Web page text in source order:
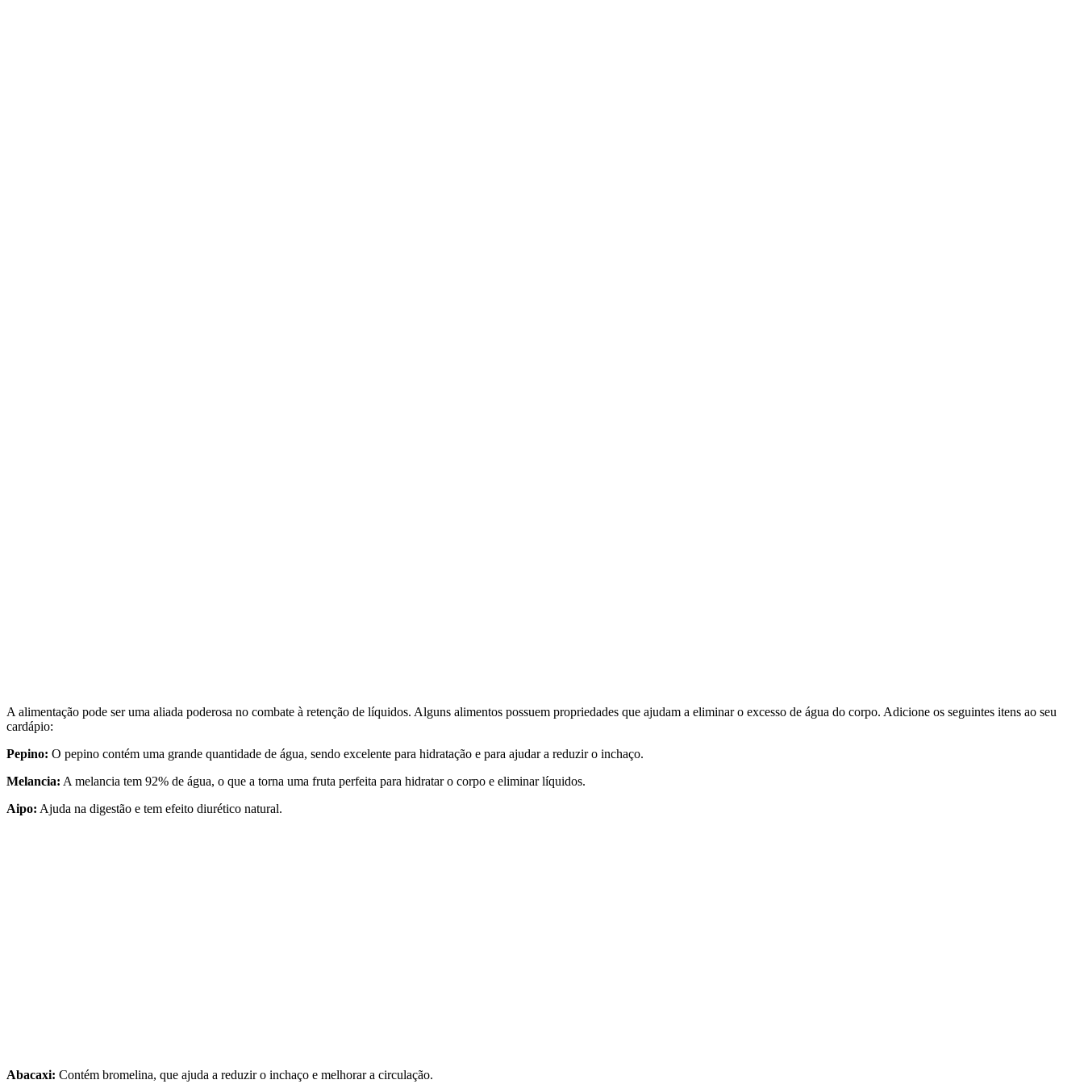
A alimentação pode ser uma aliada poderosa no combate à retenção de líquidos. Alguns alimentos possuem propriedades que ajudam a eliminar o excesso de água do corpo. Adicione os seguintes itens ao seu
cardápio:
Pepino: O pepino contém uma grande quantidade de água, sendo excelente para hidratação e para ajudar a reduzir o inchaço.
Melancia: A melancia tem 92% de água, o que a torna uma fruta perfeita para hidratar o corpo e eliminar líquidos.
Aipo: Ajuda na digestão e tem efeito diurético natural.
Abacaxi: Contém bromelina, que ajuda a reduzir o inchaço e melhorar a circulação.